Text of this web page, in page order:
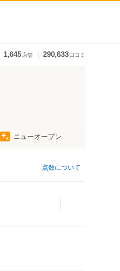
1,645店舗 290,633口コミ
ニューオープン
点数について